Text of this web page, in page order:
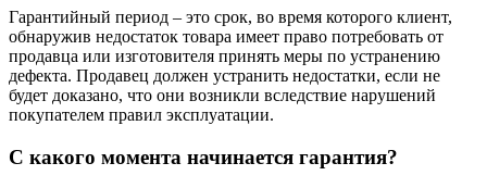
Гарантийный период – это срок, во время которого клиент,
обнаружив недостаток товара имеет право потребовать от
продавца или изготовителя принять меры по устранению
дефекта. Продавец должен устранить недостатки, если не
будет доказано, что они возникли вследствие нарушений
покупателем правил эксплуатации.
С какого момента начинается гарантия?